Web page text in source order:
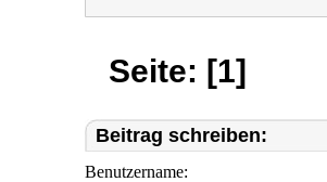
Seite: [1]
Beitrag schreiben:
Benutzername: